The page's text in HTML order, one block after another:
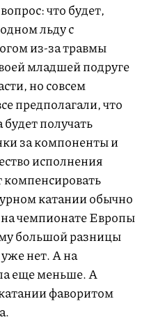
что будет,
льду с
из-за травмы
младшей подруге
но совсем
предполагали, что
получать
за компоненты и
исполнения
катании обычно
чемпионате Европы
большой разницы
нет. А на
еще меньше. А
фаворитом